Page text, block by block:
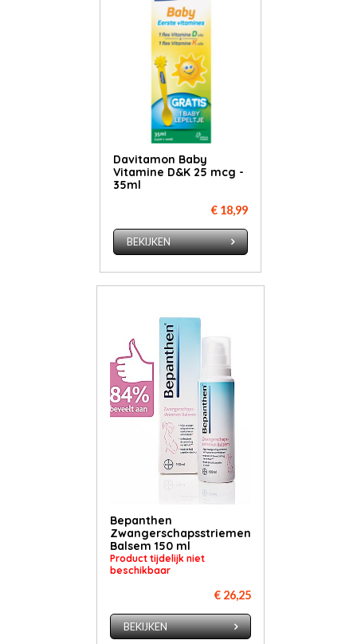
Davitamon Baby
Vitamine D&K 25 mcg -
35ml
€ 18,99
BEKIJKEN
Bepanthen
Zwangerschapsstriemen
Balsem 150 ml
Product tijdelijk niet
beschikbaar
€ 26,25
BEKIJKEN